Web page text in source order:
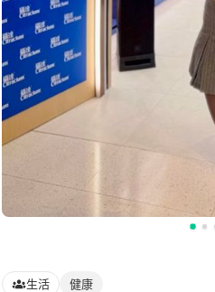
生活 健康